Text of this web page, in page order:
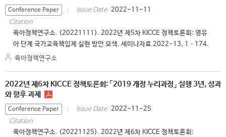
Conference Paper Issue Date 2022-11-11
Citation
육아정책연구소. (20221111). 2022년 제5차 KICCE 정책토론회: 영유
아 단계 국가교육책임제 실현 방안 모색. 세미나자료 2022-13, 1–174.
육아정책연구소
2022년 제6차 KICCE 정책토론회: 「2019 개정 누리과정」 실행 3년, 성과
와 향후 과제
Conference Paper Issue Date 2022-11-25
Citation
육아정책연구소. (20221125). 2022년 제6차 KICCE 정책토론회: